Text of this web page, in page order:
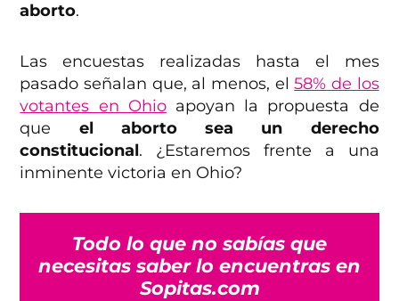
aborto.
Las encuestas realizadas hasta el mes
pasado señalan que, al menos, el58% de los
votantes en Ohioapoyan la propuesta de
que el aborto sea un derecho
constitucional. ¿Estaremos frente a una
inminente victoria en Ohio?
Todo lo que no sabías que
necesitas saber lo encuentras en
Sopitas.com